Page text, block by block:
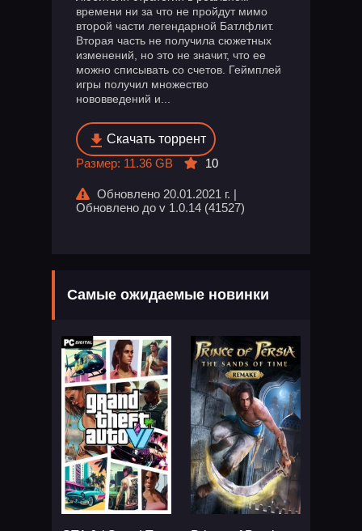
времени ни за что не пройдут мимо
второй части легендарной Батлфлит.
Вторая часть не получила сюжетных
изменений, но это не значит, что ее
можно списывать со счетов. Геймплей
игры получил множество
нововведений и...
Скачать торрент
Размер: 11.36 GB
10
Обновлено 20.01.2021 г. |
Обновлено до v 1.0.14 (41527)
Самые ожидаемые новинки